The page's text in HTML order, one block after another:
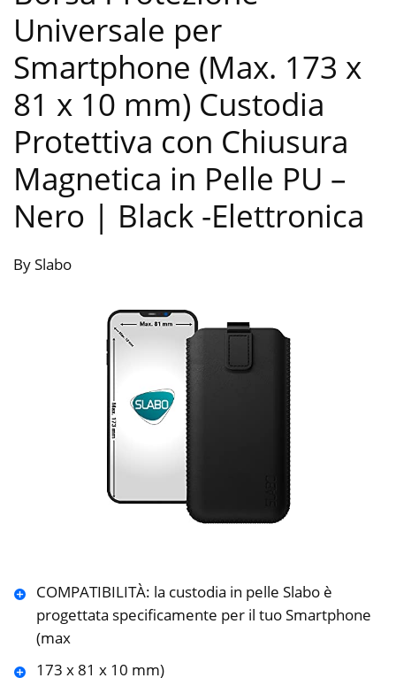
Universale per
Smartphone (Max. 173 x
81 x 10 mm) Custodia
Protettiva con Chiusura
Magnetica in Pelle PU –
Nero | Black -Elettronica
By Slabo
COMPATIBILITÀ: la custodia in pelle Slabo è
progettata specificamente per il tuo Smartphone
(max
173 x 81 x 10 mm)